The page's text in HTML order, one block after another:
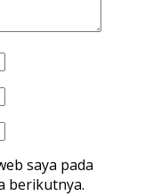
saya pada
berikutnya.